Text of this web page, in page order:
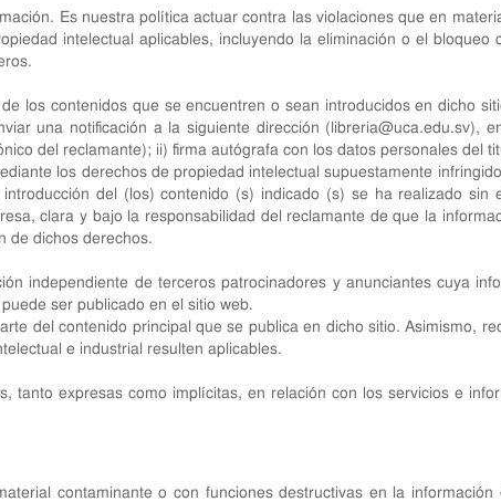
Es nuestra política actuar contra las violaciones que en
intelectual aplicables, incluyendo la eliminación o el
los contenidos que se encuentren o sean introducidos en dicho
una notificación a la siguiente dirección (libreria@uca.edu.sv),
del reclamante); ii) firma autógrafa con los datos personales del
los derechos de propiedad intelectual supuestamente
del (los) contenido (s) indicado (s) se ha realizado sin
clara y bajo la responsabilidad del reclamante de que la
de dichos derechos.
independiente de terceros patrocinadores y anunciantes cuya
ser publicado en el sitio web.
del contenido principal que se publica en dicho sitio. Asimismo,
e industrial resulten aplicables.
tanto expresas como implícitas, en relación con los servicios e
contaminante o con funciones destructivas en la